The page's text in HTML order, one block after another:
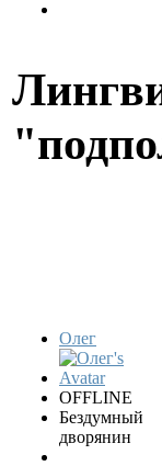
Олег
OFFLINE
Бездумный
дворянин